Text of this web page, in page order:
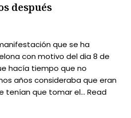
después
que se ha
con motivo del dia 8 de
hacía tiempo que no
años consideraba que eran
tenían que tomar el… Read